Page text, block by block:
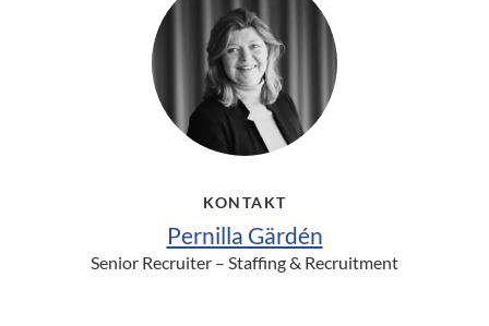
KONTAKT
Pernilla Gärdén
Senior Recruiter – Staffing & Recruitment